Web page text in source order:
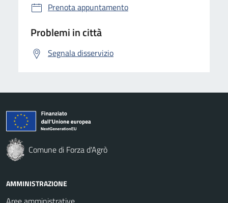
Prenota appuntamento
Problemi in città
Segnala disservizio
Comune di Forza d'Agrò
AMMINISTRAZIONE